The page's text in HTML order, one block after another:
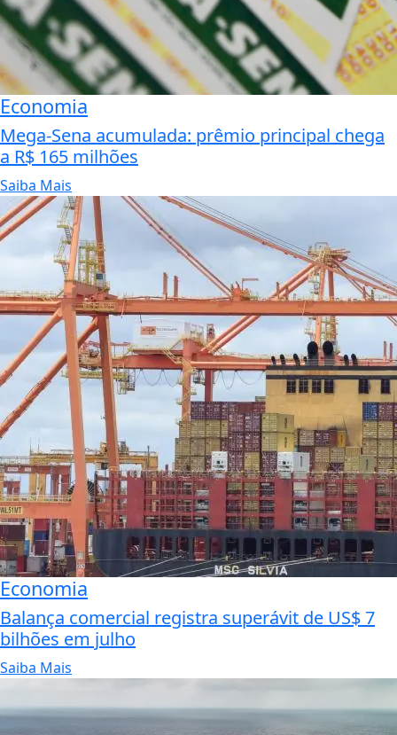
Economia
Mega-Sena acumulada: prêmio principal chega
a R$ 165 milhões
Saiba Mais
Economia
Balança comercial registra superávit de US$ 7
bilhões em julho
Saiba Mais